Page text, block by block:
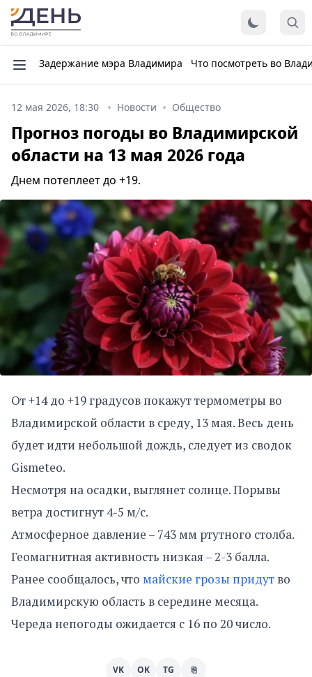
Задержание мэра Владимира Что посмотреть во
12 мая 2026, 18:30 Новости Общество
Прогноз погоды во Владимирской
области на 13 мая 2026 года
Днем потеплеет до +19.
От +14 до +19 градусов покажут термометры во
Владимирской области в среду, 13 мая. Весь день
будет идти небольшой дождь, следует из сводок
Gismeteo.
Несмотря на осадки, выглянет солнце. Порывы
ветра достигнут 4-5 м/с.
Атмосферное давление – 743 мм ртутного столба.
Геомагнитная активность низкая – 2-3 балла.
Ранее сообщалось, что майские грозы придут во
Владимирскую область в середине месяца.
Череда непогоды ожидается с 16 по 20 число.
VK OK TG ⎘